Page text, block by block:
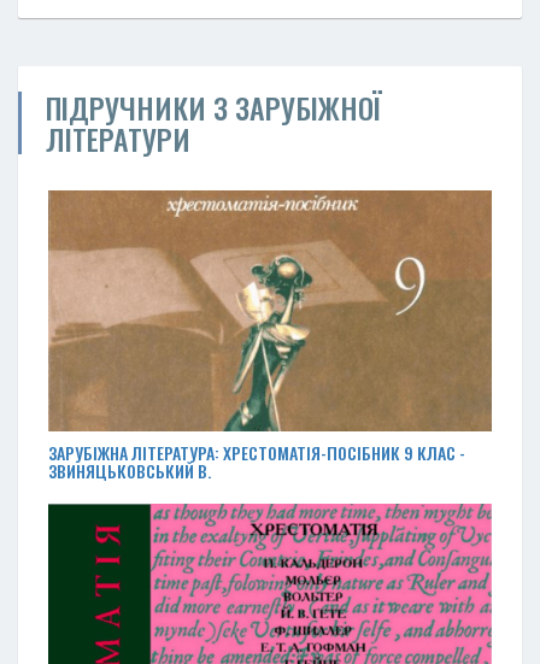
ПІДРУЧНИКИ З ЗАРУБІЖНОЇ
ЛІТЕРАТУРИ
ЗАРУБІЖНА ЛІТЕРАТУРА: ХРЕСТОМАТІЯ-ПОСІБНИК 9 КЛАС -
ЗВИНЯЦЬКОВСЬКИЙ В.